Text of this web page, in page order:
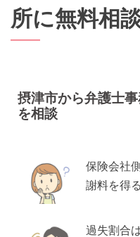
所に無料相
摂津市から弁護士
を相談
保険会社
謝料を得
過失割合